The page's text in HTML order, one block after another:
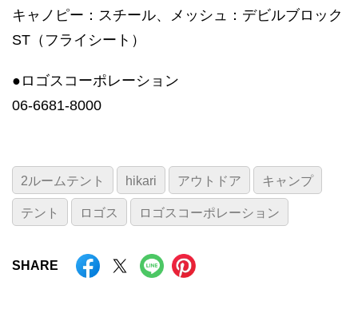
キャノピー：スチール、メッシュ：デビルブロック
ST（フライシート）
●ロゴスコーポレーション
06-6681-8000
2ルームテント hikari アウトドア キャンプ
テント ロゴス ロゴスコーポレーション
SHARE